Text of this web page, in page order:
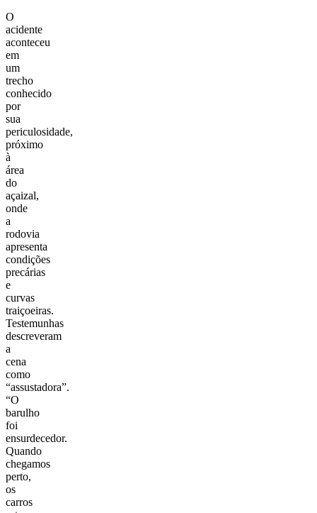
O
acidente
aconteceu
em
um
trecho
conhecido
por
sua
periculosidade,
próximo
à
área
do
açaizal,
onde
a
rodovia
apresenta
condições
precárias
e
curvas
traiçoeiras.
Testemunhas
descreveram
a
cena
como
“assustadora”.
“O
barulho
foi
ensurdecedor.
Quando
chegamos
perto,
os
carros